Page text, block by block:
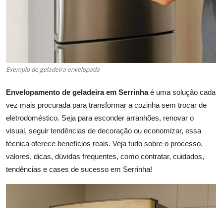
Exemplo de geladeira envelopada
Envelopamento de geladeira em Serrinhaé uma solução cada
vez mais procurada para transformar a cozinha sem trocar de
eletrodoméstico. Seja para esconder arranhões, renovar o
visual, seguir tendências de decoração ou economizar, essa
técnica oferece benefícios reais. Veja tudo sobre o processo,
valores, dicas, dúvidas frequentes, como contratar, cuidados,
tendências e cases de sucesso em Serrinha!